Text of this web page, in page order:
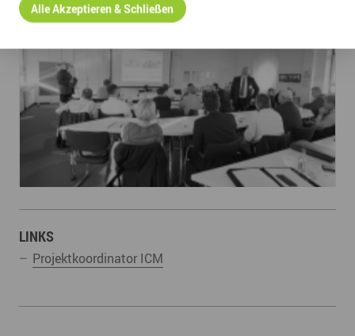
LINKS
Projektkoordinator ICM
Alle Akzeptieren & Schließen